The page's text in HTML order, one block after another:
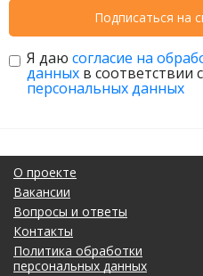
Подписаться на
Я даю согласие на
данных в соответствии с
персональных данных
О проекте
Вакансии
Вопросы и ответы
Контакты
Политика обработки
персональных данных